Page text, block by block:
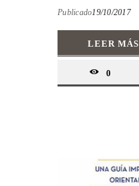
Publicado19/10/2017
LEER MÁS
0